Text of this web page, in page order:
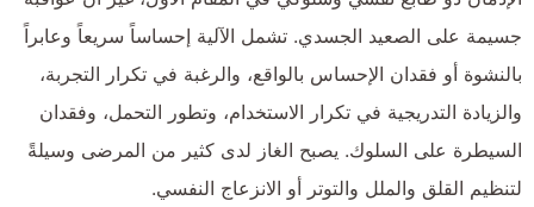
جسيمة على الصعيد الجسدي. تشمل الآلية إحساساً سريعاً وعابراً
بالنشوة أو فقدان الإحساس بالواقع، والرغبة في تكرار التجربة،
والزيادة التدريجية في تكرار الاستخدام، وتطور التحمل، وفقدان
السيطرة على السلوك. يصبح الغاز لدى كثير من المرضى وسيلةً
لتنظيم القلق والملل والتوتر أو الانزعاج النفسي.